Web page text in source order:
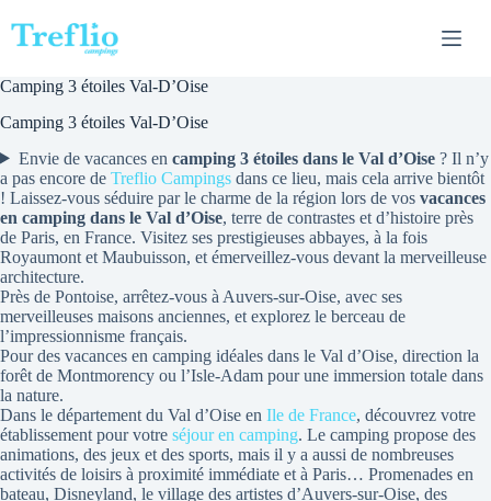
au
contenu
Camping 3 étoiles Val-D’Oise
Camping 3 étoiles Val-D’Oise
Envie de vacances en camping 3 étoiles dans le Val d’Oise? Il n’y
a pas encore de Treflio Campings dans ce lieu, mais cela arrive bientôt
! Laissez-vous séduire par le charme de la région lors de vos vacances
en camping dans le Val d’Oise, terre de contrastes et d’histoire près
de Paris, en France. Visitez ses prestigieuses abbayes, à la fois
Royaumont et Maubuisson, et émerveillez-vous devant la merveilleuse
architecture.
Près de Pontoise, arrêtez-vous à Auvers-sur-Oise, avec ses
merveilleuses maisons anciennes, et explorez le berceau de
l’impressionnisme français.
Pour des vacances en camping idéales dans le Val d’Oise, direction la
forêt de Montmorency ou l’Isle-Adam pour une immersion totale dans
la nature.
Dans le département du Val d’Oise en Ile de France, découvrez votre
établissement pour votre séjour en camping. Le camping propose des
animations, des jeux et des sports, mais il y a aussi de nombreuses
activités de loisirs à proximité immédiate et à Paris… Promenades en
bateau, Disneyland, le village des artistes d’Auvers-sur-Oise, des